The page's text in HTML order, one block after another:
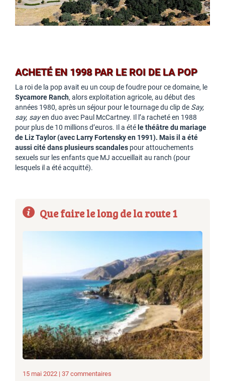
ACHETÉ EN 1998 PAR LE ROI DE LA POP
La roi de la pop avait eu un coup de foudre pour ce domaine, le
Sycamore Ranch, alors exploitation agricole, au début des
années 1980, après un séjour pour le tournage du clip de Say,
say, sayen duo avec Paul McCartney. Il l’a racheté en 1988
pour plus de 10 millions d’euros. Il a été le théâtre du mariage
de Liz Taylor (avec Larry Fortensky en 1991). Mais il a été
aussi cité dans plusieurs scandales pour attouchements
sexuels sur les enfants que MJ accueillait au ranch (pour
lesquels il a été acquitté).
Que faire le long de la route 1
15 mai 2022 | 37 commentaires